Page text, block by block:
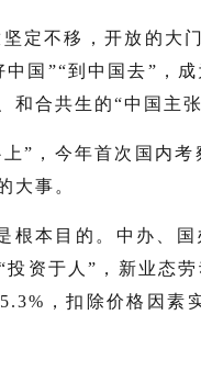
定不移，开放的大
中国”“到中国去”，
和合共生的“中国主
上”，今年首次国内
大事。
根本目的。中办、
投资于人”，新业态
，扣除价格因